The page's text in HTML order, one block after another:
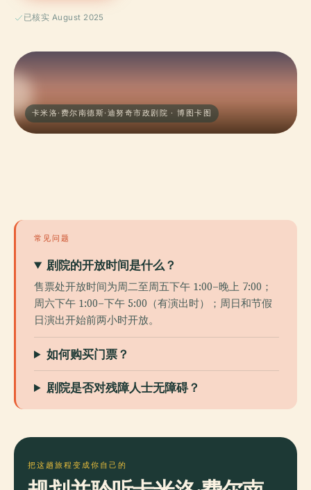
已核实 August 2025
卡米洛·费尔南德斯·迪努奇市政剧院 · 博图卡图
常见问题
剧院的开放时间是什么？
售票处开放时间为周二至周五下午 1:00–晚上 7:00；
周六下午 1:00–下午 5:00（有演出时）；周日和节假
日演出开始前两小时开放。
如何购买门票？
剧院是否对残障人士无障碍？
把这趟旅程变成你自己的